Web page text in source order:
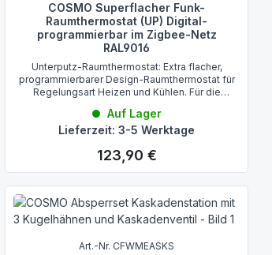
COSMO Superflacher Funk-
Raumthermostat (UP) Digital-
programmierbar im Zigbee-Netz
RAL9016
Unterputz-Raumthermostat: Extra flacher,
programmierbarer Design-Raumthermostat für
Regelungsart Heizen und Kühlen. Für die
Mit vielen zusätzlichen Eigenschaften und
Unterputz-Montage mit minimalem Wand-
Auf Lager
Lieferzeit: 3-5 Werktage
Regulärer Preis:
123,90 €
Art.-Nr. CFWMEASKS